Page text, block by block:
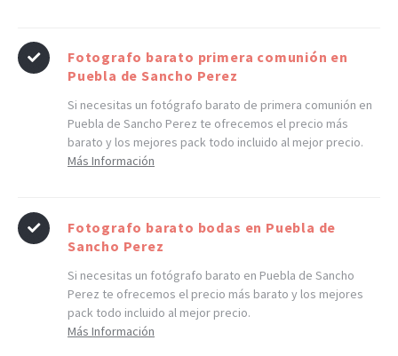
Fotografo barato primera comunión en
Puebla de Sancho Perez
Si necesitas un fotógrafo barato de primera comunión en
Puebla de Sancho Perez te ofrecemos el precio más
barato y los mejores pack todo incluido al mejor precio.
Más Información
Fotografo barato bodas en Puebla de
Sancho Perez
Si necesitas un fotógrafo barato en Puebla de Sancho
Perez te ofrecemos el precio más barato y los mejores
pack todo incluido al mejor precio.
Más Información